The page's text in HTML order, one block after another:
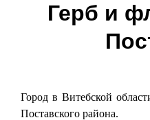
Герб и
Город в Витебской
Поставского района.
Навигация